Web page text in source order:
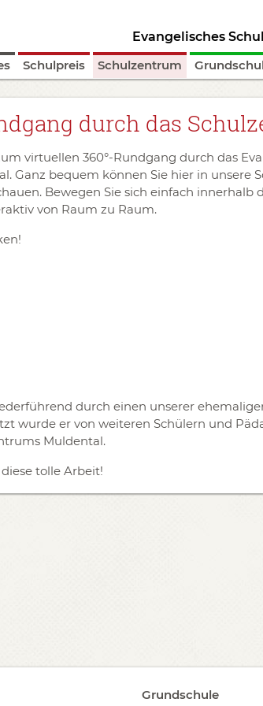
Evangelisches
Schulpreis Schulzentrum
durch das
virtuellen 360°-Rundgang durch das
Ganz bequem können Sie hier in unsere
Bewegen Sie sich einfach innerhalb
von Raum zu Raum.
durch einen unserer
wurde er von weiteren Schülern und
Muldental.
tolle Arbeit!
Grundschule